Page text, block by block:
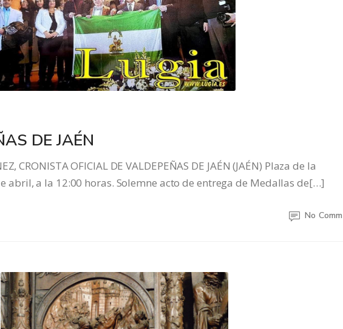
DE JAÉN
CRONISTA OFICIAL DE VALDEPEÑAS DE JAÉN (JAÉN) Plaza de la
abril, a la 12:00 horas. Solemne acto de entrega de Medallas de[…]
No